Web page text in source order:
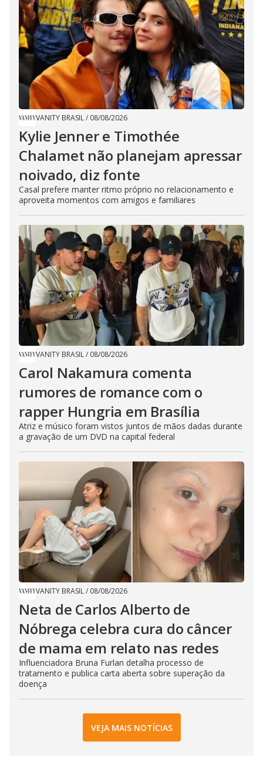
VANITY BRASIL/ 08/08/2026
Kylie Jenner e Timothée
Chalamet não planejam apressar
noivado, diz fonte
Casal prefere manter ritmo próprio no relacionamento e
aproveita momentos com amigos e familiares
VANITY BRASIL/ 08/08/2026
Carol Nakamura comenta
rumores de romance com o
rapper Hungria em Brasília
Atriz e músico foram vistos juntos de mãos dadas durante
a gravação de um DVD na capital federal
VANITY BRASIL/ 08/08/2026
Neta de Carlos Alberto de
Nóbrega celebra cura do câncer
de mama em relato nas redes
Influenciadora Bruna Furlan detalha processo de
tratamento e publica carta aberta sobre superação da
doença
VEJA MAIS NOTÍCIAS